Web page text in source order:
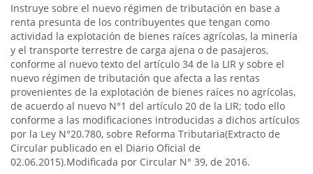
Instruye sobre el nuevo régimen de tributación en base a
renta presunta de los contribuyentes que tengan como
actividad la explotación de bienes raíces agrícolas, la minería
y el transporte terrestre de carga ajena o de pasajeros,
conforme al nuevo texto del artículo 34 de la LIR y sobre el
nuevo régimen de tributación que afecta a las rentas
provenientes de la explotación de bienes raíces no agrícolas,
de acuerdo al nuevo N°1 del artículo 20 de la LIR; todo ello
conforme a las modificaciones introducidas a dichos artículos
por la Ley N°20.780, sobre Reforma Tributaria(Extracto de
Circular publicado en el Diario Oficial de
02.06.2015).Modificada por Circular N° 39, de 2016.